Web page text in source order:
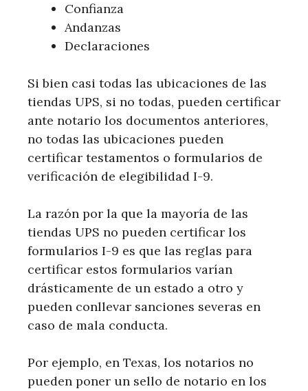
Confianza
Andanzas
Declaraciones
Si bien casi todas las ubicaciones de las
tiendas UPS, si no todas, pueden certificar
ante notario los documentos anteriores,
no todas las ubicaciones pueden
certificar testamentos o formularios de
verificación de elegibilidad I-9.
La razón por la que la mayoría de las
tiendas UPS no pueden certificar los
formularios I-9 es que las reglas para
certificar estos formularios varían
drásticamente de un estado a otro y
pueden conllevar sanciones severas en
caso de mala conducta.
Por ejemplo, en Texas, los notarios no
pueden poner un sello de notario en los